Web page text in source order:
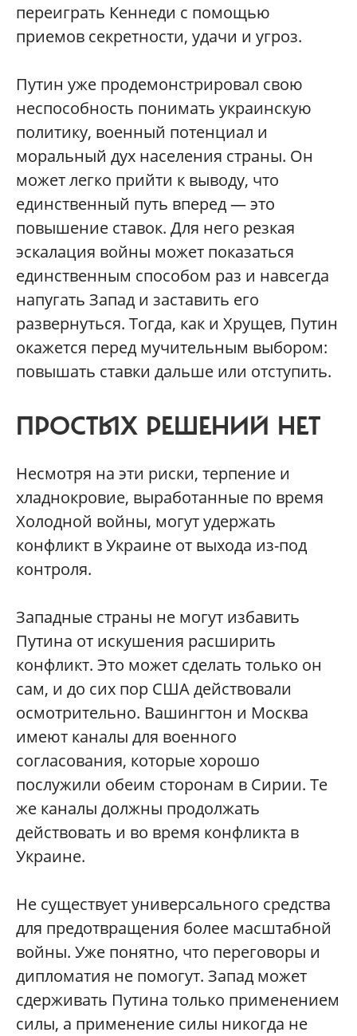
переиграть Кеннеди с помощью
приемов секретности, удачи и угроз.
Путин уже продемонстрировал свою
неспособность понимать украинскую
политику, военный потенциал и
моральный дух населения страны. Он
может легко прийти к выводу, что
единственный путь вперед — это
повышение ставок. Для него резкая
эскалация войны может показаться
единственным способом раз и навсегда
напугать Запад и заставить его
развернуться. Тогда, как и Хрущев, Путин
окажется перед мучительным выбором:
повышать ставки дальше или отступить.
ПРОСТЫХ РЕШЕНИЙ НЕТ
Несмотря на эти риски, терпение и
хладнокровие, выработанные по время
Холодной войны, могут удержать
конфликт в Украине от выхода из-под
контроля.
Западные страны не могут избавить
Путина от искушения расширить
конфликт. Это может сделать только он
сам, и до сих пор США действовали
осмотрительно. Вашингтон и Москва
имеют каналы для военного
согласования, которые хорошо
послужили обеим сторонам в Сирии. Те
же каналы должны продолжать
действовать и во время конфликта в
Украине.
Не существует универсального средства
для предотвращения более масштабной
войны. Уже понятно, что переговоры и
дипломатия не помогут. Запад может
сдерживать Путина только применением
силы, а применение силы никогда не